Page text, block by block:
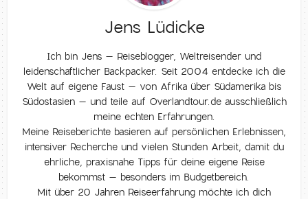
Jens Lüdicke
Ich bin Jens – Reiseblogger, Weltreisender und
leidenschaftlicher Backpacker. Seit 2004 entdecke ich die
Welt auf eigene Faust – von Afrika über Südamerika bis
Südostasien – und teile auf Overlandtour.de ausschließlich
meine echten Erfahrungen.
Meine Reiseberichte basieren auf persönlichen Erlebnissen,
intensiver Recherche und vielen Stunden Arbeit, damit du
ehrliche, praxisnahe Tipps für deine eigene Reise
bekommst – besonders im Budgetbereich.
Mit über 20 Jahren Reiseerfahrung möchte ich dich